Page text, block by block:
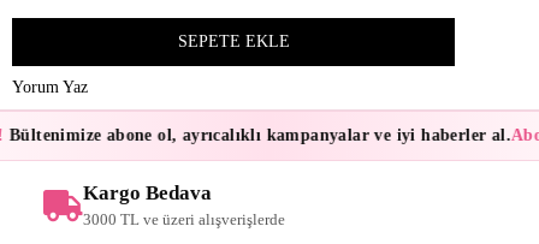
Yorum Yaz
Bültenimize abone ol, ayrıcalıklı kampanyalar ve iyi haberler al.
Kargo Bedava
3000 TL ve üzeri alışverişlerde